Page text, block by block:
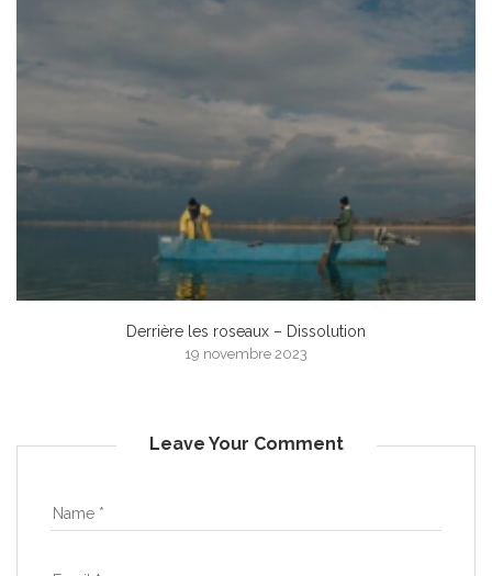
Derrière les roseaux – Dissolution
19 novembre 2023
Leave Your Comment